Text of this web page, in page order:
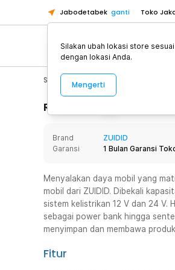
Jabodetabek ganti Toko
Toko
Toko
Pick n
Pick n
Toko
Toko
Pick n
Pick n Go
Smartphone & Tablet Baterai
Rincian Produk
Brand
ZUIDID
Garansi
1 Bulan Garansi
Menyalakan daya mobil yang
mobil dari ZUIDID. Dibekali
sistem kelistrikan 12 V dan 24 V.
sebagai power bank hingga
menyimpan dan membawa
Fitur
Silakan ubah lokasi store sesuai
dengan lokasi Anda.
Mengerti